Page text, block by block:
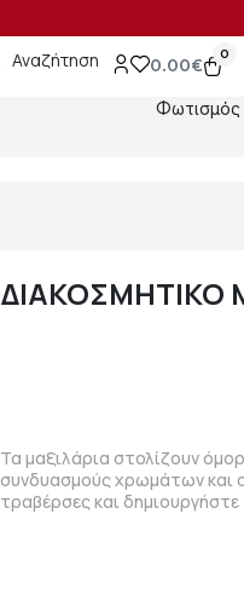
Αναζήτηση 0.00€
0
Φωτισμός
ΔΙΑΚΟΣΜΗΤΙΚΟ
Τα μαξιλάρια στολίζουν
συνδυασμούς χρωμάτων και
τραβέρσες και